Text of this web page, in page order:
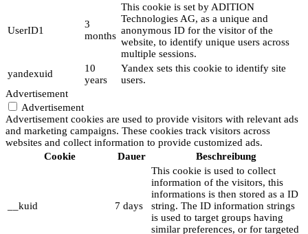
UserID1
3
months
This cookie is set by ADITION
Technologies AG, as a unique and
anonymous ID for the visitor of the
website, to identify unique users across
multiple sessions.
yandexuid
10
years
Yandex sets this cookie to identify site
users.
Advertisement
Advertisement
Advertisement cookies are used to provide visitors with relevant ads
and marketing campaigns. These cookies track visitors across
websites and collect information to provide customized ads.
Cookie
Dauer Beschreibung
__kuid 7 days
This cookie is used to collect
information of the visitors, this
informations is then stored as a ID
string. The ID information strings
is used to target groups having
similar preferences, or for targeted